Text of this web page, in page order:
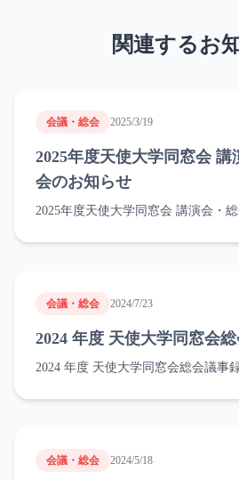
関連するお
会議・総会 2025/3/19
2025年度天使大学同窓会
会のお知らせ
2025年度天使大学同窓会 講演会・
会議・総会 2024/7/23
2024 年度 天使大学同窓会
2024 年度 天使大学同窓会総会議事
会議・総会 2024/5/18